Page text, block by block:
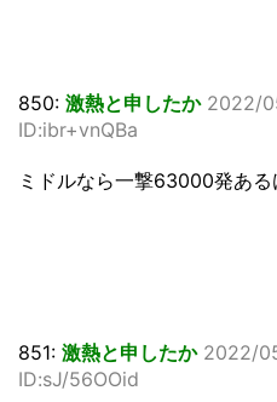
850: 激熱と申したか 2022/
ID:ibr+vnQBa
ミドルなら一撃63000発あ
851: 激熱と申したか 2022/
ID:sJ/56OOid